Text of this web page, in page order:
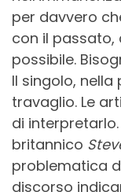
per davvero
con il passato,
possibile.
Il singolo,
travaglio. Le
di interpretarlo.
britannico
problematica
discorso